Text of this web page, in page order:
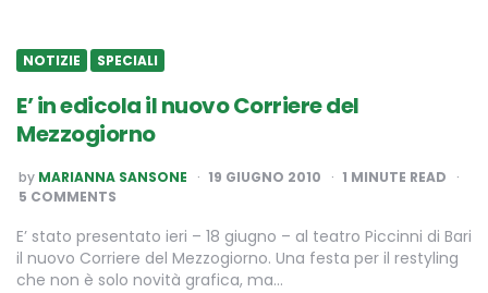
NOTIZIE SPECIALI
E’ in edicola il nuovo Corriere del
Mezzogiorno
POSTED
BY
by MARIANNA SANSONE 19 GIUGNO 2010 1 MINUTE READ
5 COMMENTS
E’ stato presentato ieri – 18 giugno – al teatro Piccinni di Bari
il nuovo Corriere del Mezzogiorno. Una festa per il restyling
che non è solo novità grafica, ma…